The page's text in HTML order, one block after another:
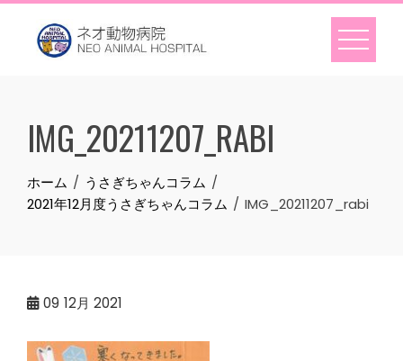
Skip
content
IMG_20211207_RABI
ホーム
うさぎちゃんコラム
2021年12月度うさぎちゃんコラム
IMG_20211207_rabi
09 12月 2021